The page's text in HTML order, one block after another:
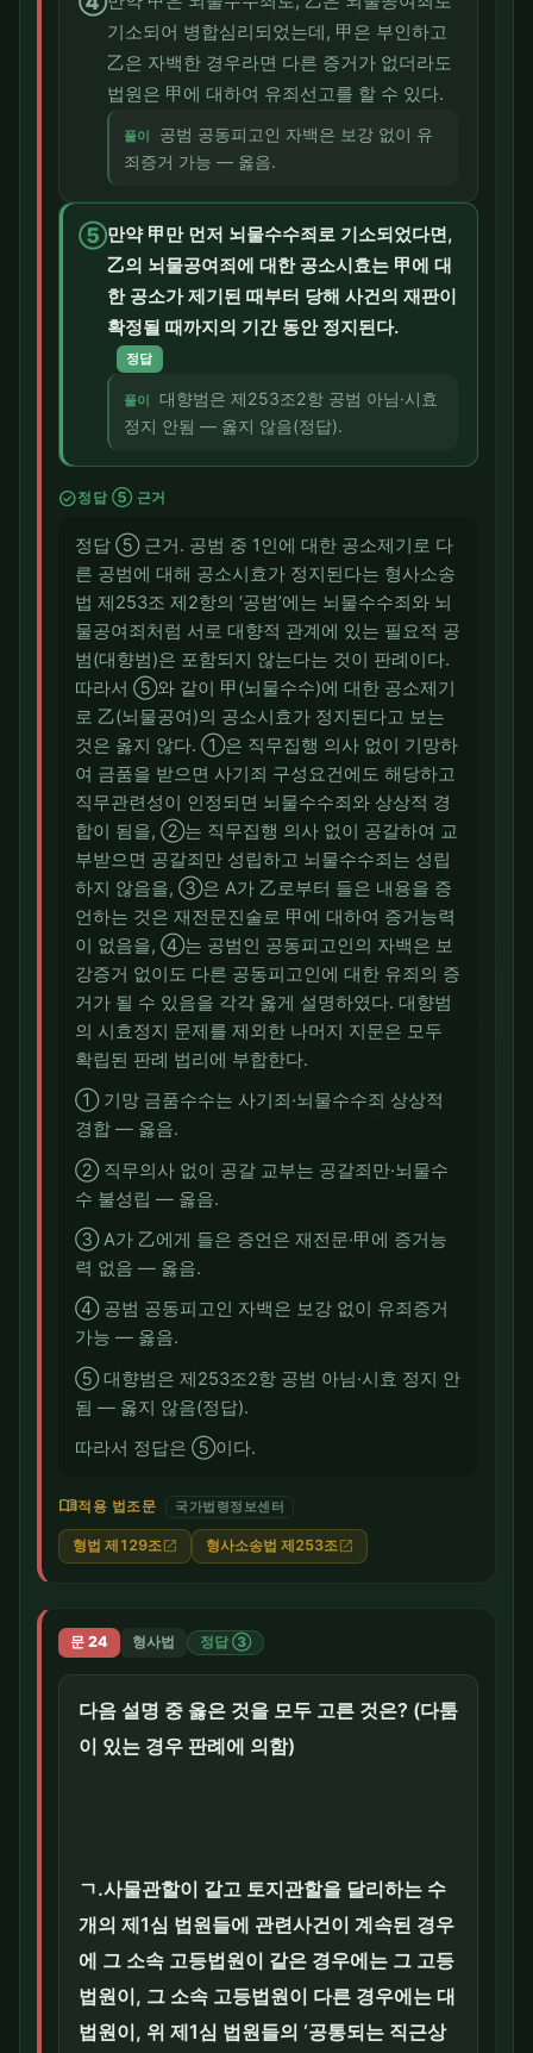
기소되어 병합심리되었는데, 甲은 부인하고
乙은 자백한 경우라면 다른 증거가 없더라도
법원은 甲에 대하여 유죄선고를 할 수 있다.
풀이
공범 공동피고인 자백은 보강 없이 유
죄증거 가능 — 옳음.
⑤만약 甲만 먼저 뇌물수수죄로 기소되었다면,
乙의 뇌물공여죄에 대한 공소시효는 甲에 대
한 공소가 제기된 때부터 당해 사건의 재판이
확정될 때까지의 기간 동안 정지된다.
정답
풀이
대향범은 제253조2항 공범 아님·시효
정지 안됨 — 옳지 않음(정답).
check_circle정답 ⑤ 근거
정답 ⑤ 근거. 공범 중 1인에 대한 공소제기로 다
른 공범에 대해 공소시효가 정지된다는 형사소송
법 제253조 제2항의 ‘공범’에는 뇌물수수죄와 뇌
물공여죄처럼 서로 대향적 관계에 있는 필요적 공
범(대향범)은 포함되지 않는다는 것이 판례이다.
따라서 ⑤와 같이 甲(뇌물수수)에 대한 공소제기
로 乙(뇌물공여)의 공소시효가 정지된다고 보는
것은 옳지 않다. ①은 직무집행 의사 없이 기망하
여 금품을 받으면 사기죄 구성요건에도 해당하고
직무관련성이 인정되면 뇌물수수죄와 상상적 경
합이 됨을, ②는 직무집행 의사 없이 공갈하여 교
부받으면 공갈죄만 성립하고 뇌물수수죄는 성립
하지 않음을, ③은 A가 乙로부터 들은 내용을 증
언하는 것은 재전문진술로 甲에 대하여 증거능력
이 없음을, ④는 공범인 공동피고인의 자백은 보
강증거 없이도 다른 공동피고인에 대한 유죄의 증
거가 될 수 있음을 각각 옳게 설명하였다. 대향범
의 시효정지 문제를 제외한 나머지 지문은 모두
확립된 판례 법리에 부합한다.
① 기망 금품수수는 사기죄·뇌물수수죄 상상적
경합 — 옳음.
② 직무의사 없이 공갈 교부는 공갈죄만·뇌물수
수 불성립 — 옳음.
③ A가 乙에게 들은 증언은 재전문·甲에 증거능
력 없음 — 옳음.
④ 공범 공동피고인 자백은 보강 없이 유죄증거
가능 — 옳음.
⑤ 대향범은 제253조2항 공범 아님·시효 정지 안
됨 — 옳지 않음(정답).
따라서 정답은 ⑤이다.
menu_book적용 법조문 국가법령정보센터
형법 제129조 open_in_new 형사소송법 제253조 open_in_new
문 24 형사법 정답 ③
다음 설명 중 옳은 것을 모두 고른 것은? (다툼
이 있는 경우 판례에 의함)
ㄱ.사물관할이 같고 토지관할을 달리하는 수
개의 제1심 법원들에 관련사건이 계속된 경우
에 그 소속 고등법원이 같은 경우에는 그 고등
법원이, 그 소속 고등법원이 다른 경우에는 대
법원이, 위 제1심 법원들의 ‘공통되는 직근상